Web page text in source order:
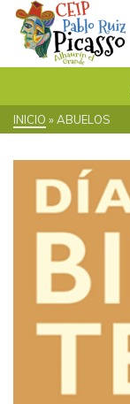
INICIO »ABUELOS